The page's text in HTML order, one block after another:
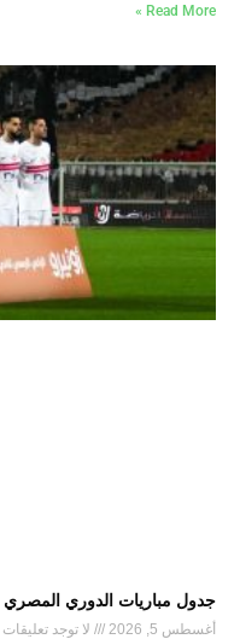
Read More »
جدول مباريات الدوري المصري 2026-2027
أغسطس 5, 2026 لا توجد تعليقات